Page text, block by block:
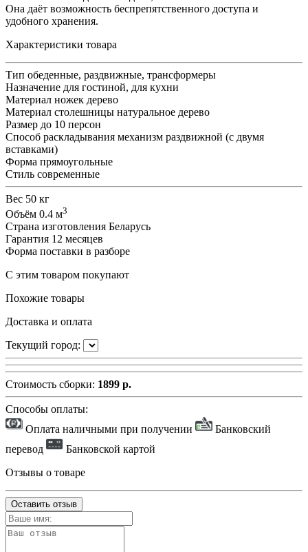
Она даёт возможность беспрепятственного доступа и
удобного хранения.
Характеристики товара
Тип обеденные, раздвижные, трансформеры
Назначение для гостиной, для кухни
Материал ножек дерево
Материал столешницы натуральное дерево
Размер до 10 персон
Способ раскладывания механизм раздвижной (с двумя
вставками)
Форма прямоугольные
Стиль современные
Вес 50 кг
Объём 0.4 м3
Страна изготовления Беларусь
Гарантия 12 месяцев
Форма поставки в разборе
С этим товаром покупают
Похожие товары
Доставка и оплата
Текущий город:
Стоимость сборки: 1899 р.
Способы оплаты:
Оплата наличными при получении
Банковский
перевод
Банковской картой
Отзывы о товаре
Оставить отзыв